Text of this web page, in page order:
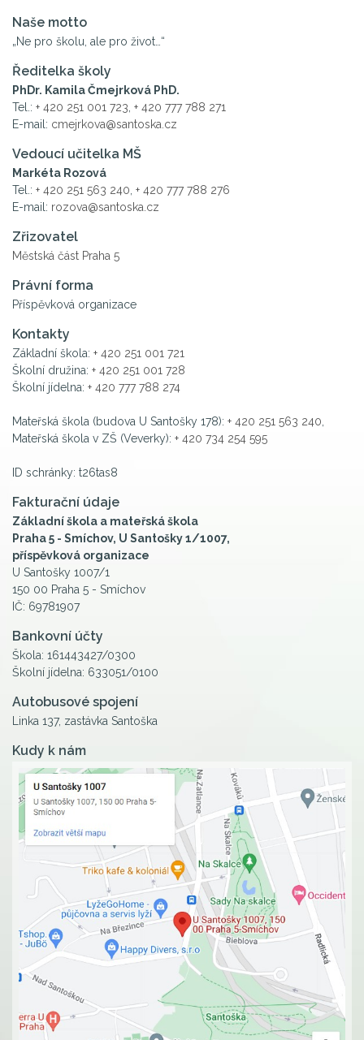
Naše motto
„Ne pro školu, ale pro život…“
Ředitelka školy
PhDr. Kamila Čmejrková PhD.
Tel.: + 420 251 001 723 + 420 777 788 271
E-mail: cmejrkova@santoska.cz
Vedoucí učitelka MŠ
Markéta Rozová
Tel.: + 420 251 563 240 + 420 777 788 276
E-mail: rozova@santoska.cz
Zřizovatel
Městská část Praha 5
Právní forma
Příspěvková organizace
Kontakty
Základní škola: + 420 251 001 721
Školní družina: + 420 251 001 728
Školní jídelna: + 420 777 788 274
Mateřská škola (budova U Santošky 178): + 420 251 563 240
Mateřská škola v ZŠ (Veverky): + 420 734 254 595
ID schránky: t26tas8
Fakturační údaje
Základní škola a mateřská škola
Praha 5 - Smíchov, U Santošky 1/1007,
příspěvková organizace
U Santošky 1007/1
150 00 Praha 5 - Smíchov
IČ: 69781907
Bankovní účty
Škola: 161443427/0300
Školní jídelna: 633051/0100
Autobusové spojení
Linka 137, zastávka Santoška
Kudy k nám